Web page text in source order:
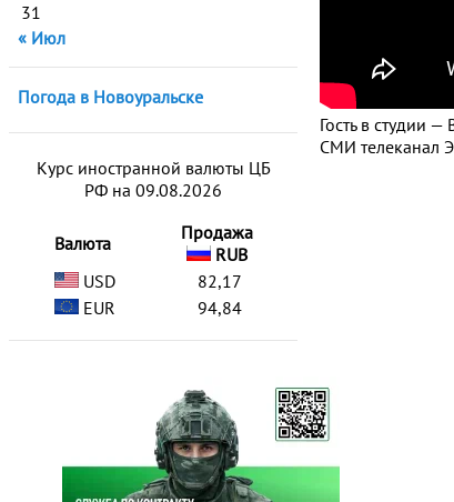
31
« Июл
Погода в Новоуральске
Курс иностранной валюты ЦБ
РФ на 09.08.2026
Валюта
Продажа
RUB
USD
82,17
EUR
94,84
Гость в студии
СМИ телеканал